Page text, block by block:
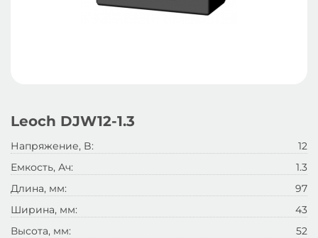
Leoch DJW12-1.3
Напряжение, B:
12
Емкость, Ач:
1.3
Длина, мм:
97
Ширина, мм:
43
Высота, мм:
52